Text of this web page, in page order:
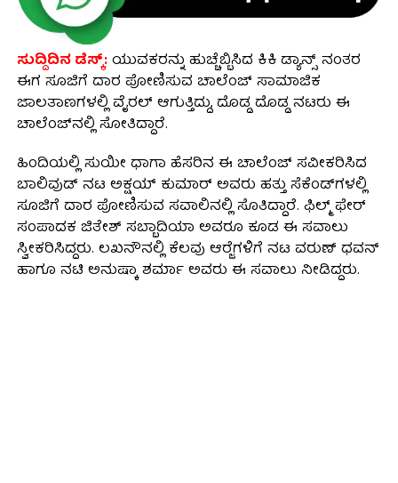
ಸುದ್ದಿದಿನ ಡೆಸ್ಕ್:ಯುವಕರನ್ನು ಹುಚ್ಚೆಬ್ಬಿಸಿದ ಕಿಕಿ ಡ್ಯಾನ್ಸ್ ನಂತರ
ಈಗ ಸೂಜಿಗೆ ದಾರ ಪೋಣಿಸುವ ಚಾಲೆಂಜ್ ಸಾಮಾಜಿಕ
ಜಾಲತಾಣಗಳಲ್ಲಿ ವೈರಲ್ ಆಗುತ್ತಿದ್ದು, ದೊಡ್ಡ ದೊಡ್ಡ ನಟರು ಈ
ಚಾಲೆಂಜ್‍ನಲ್ಲಿ ಸೋತಿದ್ದಾರೆ.
ಹಿಂದಿಯಲ್ಲಿ ಸುಯೀ ಧಾಗಾ ಹೆಸರಿನ ಈ ಚಾಲೆಂಜ್ ಸವೀಕರಿಸಿದ
ಬಾಲಿವುಡ್ ನಟ ಅಕ್ಷಯ್ ಕುಮಾರ್ ಅವರು ಹತ್ತು ಸೆಕೆಂಡ್‍ಗಳಲ್ಲಿ
ಸೂಜಿಗೆ ದಾರ ಪೋಣಿಸುವ ಸವಾಲಿನಲ್ಲಿ ಸೊತಿದ್ದಾರೆ. ಫಿಲ್ಮ್ ಫೇರ್
ಸಂಪಾದಕ ಜಿತೇಶ್ ಸಬ್ಬಾದಿಯಾ ಅವರೂ ಕೂಡ ಈ ಸವಾಲು
ಸ್ವೀಕರಿಸಿದ್ದರು. ಲಖನೌನಲ್ಲಿ ಕೆಲವು ಆರ್‍ಜೆಗಳಿಗೆ ನಟ ವರುಣ್ ಧವನ್
ಹಾಗೂ ನಟಿ ಅನುಷ್ಕಾ ಶರ್ಮಾ ಅವರು ಈ ಸವಾಲು ನೀಡಿದ್ದರು.